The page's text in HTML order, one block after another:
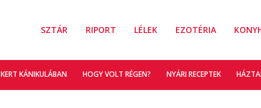
SZTÁR RIPORT LÉLEK EZOTÉRIA
KERT KÁNIKULÁBAN HOGY VOLT RÉGEN? NYÁRI RECEPTEK